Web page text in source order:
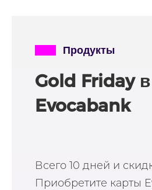
Продукты
Gold Friday в
Evocabank
Всего 10 дней и
Приобретите карты